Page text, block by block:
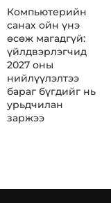
Компьютерийн
санах ойн үнэ
өсөж магадгүй:
үйлдвэрлэгчид
2027 оны
нийлүүлэлтээ
бараг бүгдийг нь
урьдчилан
заржээ